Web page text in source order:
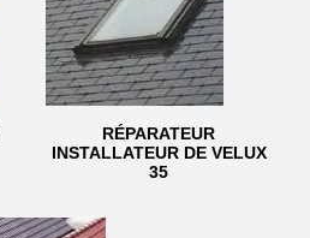
RÉPARATEUR
INSTALLATEUR DE VELUX
35